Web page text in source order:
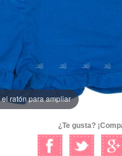
el ratón para ampliar
¿Te gusta?